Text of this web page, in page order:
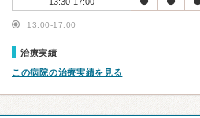
13:00-17:00
治療実績
この病院の治療実績を見る